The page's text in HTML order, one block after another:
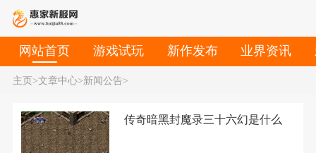
网站首页 游戏试玩 新作发布 业界资讯
主页>文章中心>新闻公告>
传奇暗黑封魔录三十六幻是什么